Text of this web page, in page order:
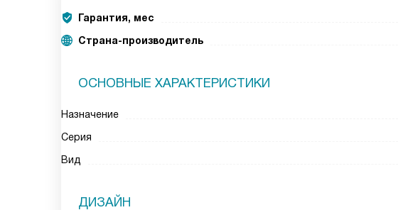
Гарантия, мес
Страна-производитель
ОСНОВНЫЕ ХАРАКТЕРИСТИКИ
Назначение
Серия
Вид
ДИЗАЙН